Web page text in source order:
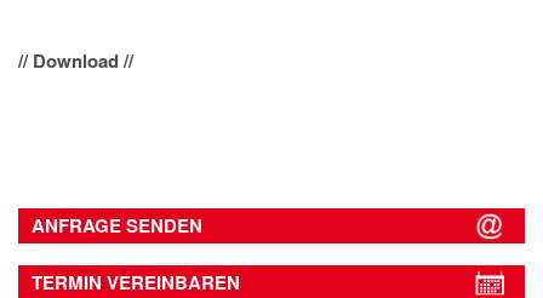
// Download //
ANFRAGE SENDEN
TERMIN VEREINBAREN